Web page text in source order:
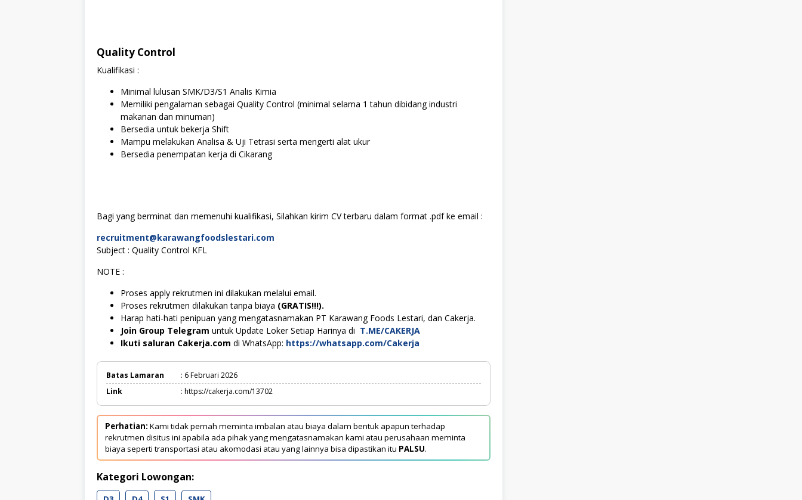
Quality Control
Kualifikasi :
Minimal lulusan SMK/D3/S1 Analis Kimia
Memiliki pengalaman sebagai Quality Control (minimal selama 1 tahun dibidang industri
makanan dan minuman)
Bersedia untuk bekerja Shift
Mampu melakukan Analisa & Uji Tetrasi serta mengerti alat ukur
Bersedia penempatan kerja di Cikarang
Bagi yang berminat dan memenuhi kualifikasi, Silahkan kirim CV terbaru dalam format .pdf ke email :
recruitment@karawangfoodslestari.com
Subject : Quality Control KFL
NOTE :
Proses apply rekrutmen ini dilakukan melalui email.
Proses rekrutmen dilakukan tanpa biaya (GRATIS!!!).
Harap hati-hati penipuan yang mengatasnamakan PT Karawang Foods Lestari, dan Cakerja.
Join Group Telegram untuk Update Loker Setiap Harinya di T.ME/CAKERJA
Ikuti saluran Cakerja.com di WhatsApp: https://whatsapp.com/Cakerja
Batas Lamaran
: 6 Februari 2026
Link
: https://cakerja.com/13702
Perhatian: Kami tidak pernah meminta imbalan atau biaya dalam bentuk apapun terhadap
rekrutmen disitus ini apabila ada pihak yang mengatasnamakan kami atau perusahaan meminta
biaya seperti transportasi atau akomodasi atau yang lainnya bisa dipastikan itu PALSU.
Kategori Lowongan: